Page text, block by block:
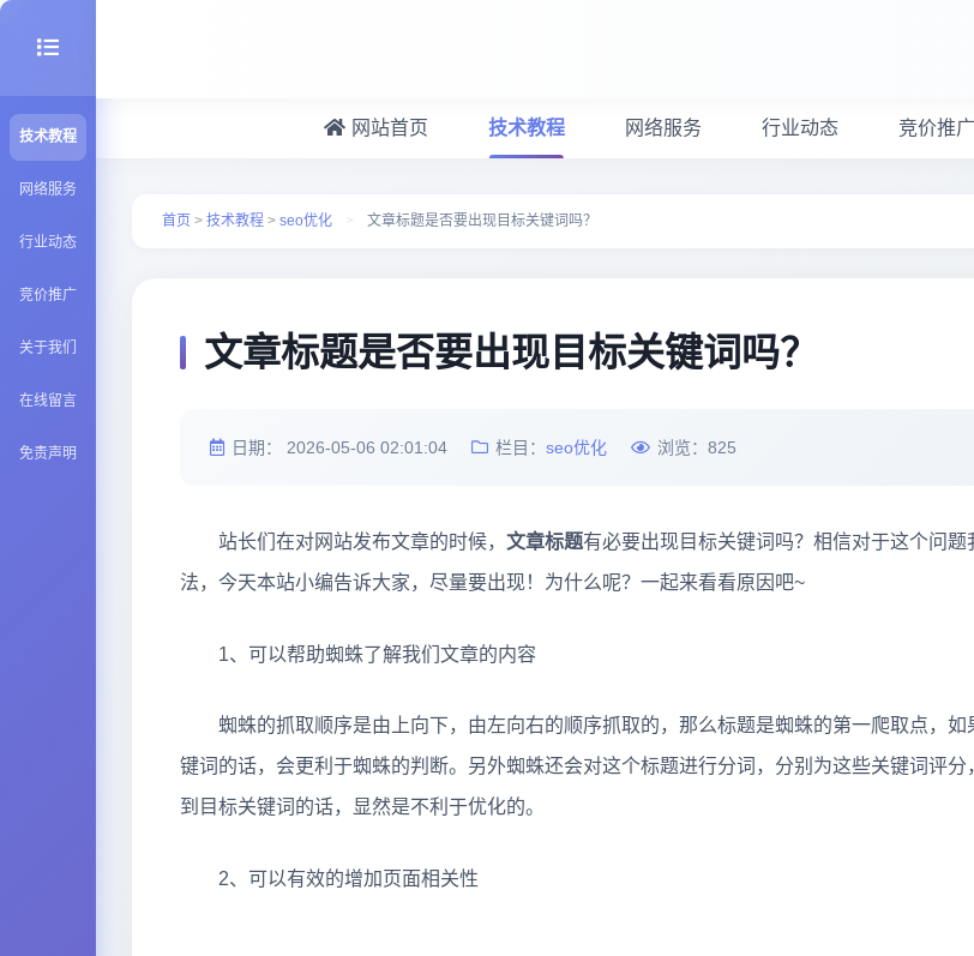
技术教程
seo优化
网络服务
行业动态
竞价推广
关于我们
在线留言
免责声明
网站首页 技术教程 网络服务 行业动态 竞价推广
首页 > 技术教程 > seo优化 > 文章标题是否要出现目标关键词吗？
文章标题是否要出现目标关键词吗？
日期： 2026-05-06 02:01:04 栏目： seo优化 浏览： 825
站长们在对网站发布文章的时候， 文章标题有必要出现目标关键词吗？相信对于这个问题
法，今天本站小编告诉大家，尽量要出现！为什么呢？一起来看看原因吧~
1、可以帮助蜘蛛了解我们文章的内容
蜘蛛的抓取顺序是由上向下，由左向右的顺序抓取的，那么标题是蜘蛛的第一爬取点，如
键词的话，会更利于蜘蛛的判断。另外蜘蛛还会对这个标题进行分词，分别为这些关键词评分
到目标关键词的话，显然是不利于优化的。
2、可以有效的增加页面相关性